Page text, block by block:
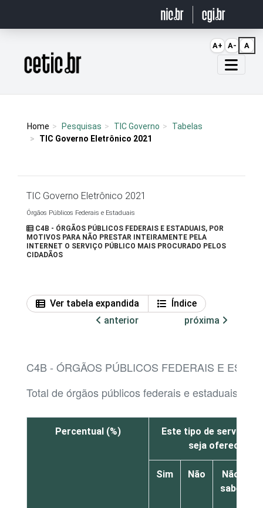
Página inicial
Home Pesquisas TIC Governo
Tabelas
TIC Governo Eletrônico 2021
TIC Governo Eletrônico 2021
Órgãos Públicos Federais e Estaduais
C4B - ÓRGÃOS PÚBLICOS FEDERAIS E ESTADUAIS, POR
MOTIVOS PARA NÃO PRESTAR INTEIRAMENTE PELA
INTERNET O SERVIÇO PÚBLICO MAIS PROCURADO PELOS
CIDADÃOS
Ver tabela expandida
Índice
anterior
próxima
C4B - ÓRGÃOS PÚBLICOS FEDERAIS E
Total de órgãos públicos federais e estaduais
Percentual (%)
Este tipo de serviço
seja oferecido
Sim Não
Não
sabe
A+ A- A